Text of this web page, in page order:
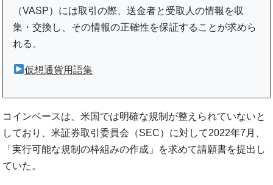
（VASP）には取引の際、送金者と受取人の情報を収
集・交換し、その情報の正確性を保証することが求めら
れる。
仮想通貨用語集
コインベースは、米国では明確な規制が整えられていないと
しており、米証券取引委員会（SEC）に対して2022年7月、
「実行可能な規制の枠組みの作成」を求めて請願書を提出し
ていた。